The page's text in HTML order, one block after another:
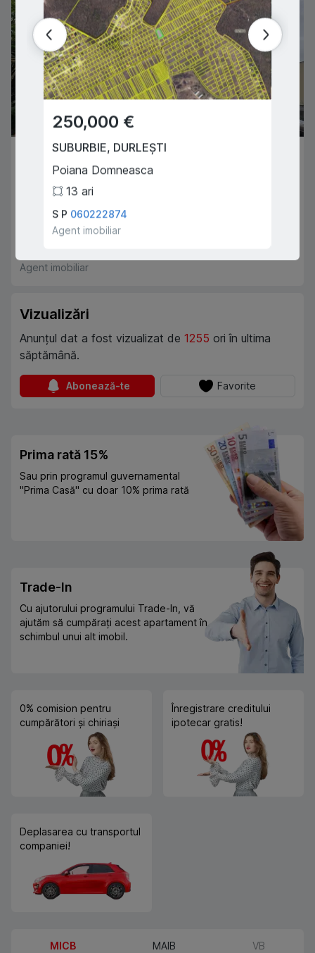
84,900 €
CHIȘINĂU, CIOCANA
Igor Vieru
2 89 m
Agent imobiliar
Vizualizări
Anunțul dat a fost vizualizat de 1255 ori în ultima
săptămână.
Abonează-te Favorite
Prima rată 15%
Sau prin programul guvernamental
"Prima Casă" cu doar 10% prima rată
Trade-In
Cu ajutorului programului Trade-In, vă
ajutăm să cumpărați acest apartament în
schimbul unui alt imobil.
0% comision pentru
cumpărători și chiriași
Înregistrare creditului
ipotecar gratis!
Deplasarea cu transportul
companiei!
MICB MAIB VB
250,000 €
SUBURBIE, DURLEȘTI
Poiana Domneasca
13 ari
S P 060222874
Agent imobiliar